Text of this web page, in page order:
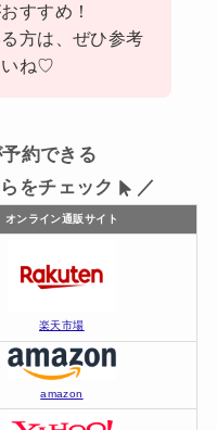
すすめ！
方は、ぜひ参考
いね♡
約できる
をチェック
／
オンライン通販サイト
楽天市場
amazon